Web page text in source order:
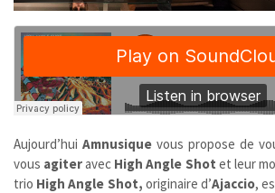
Aujourd’hui Amnusique vous propose de
vous agiteravec High Angle Shot et leur
trio High Angle Shot, originaire d’Ajaccio,